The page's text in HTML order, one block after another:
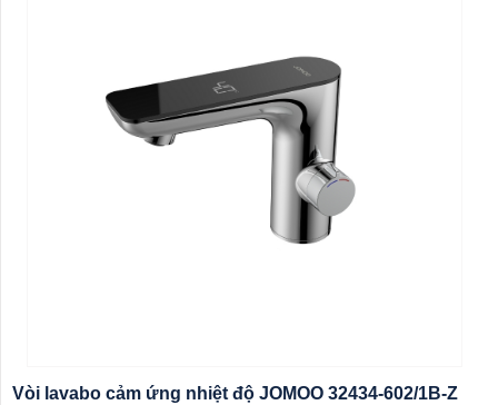
Vòi lavabo cảm ứng nhiệt độ JOMOO 32434-602/1B-Z